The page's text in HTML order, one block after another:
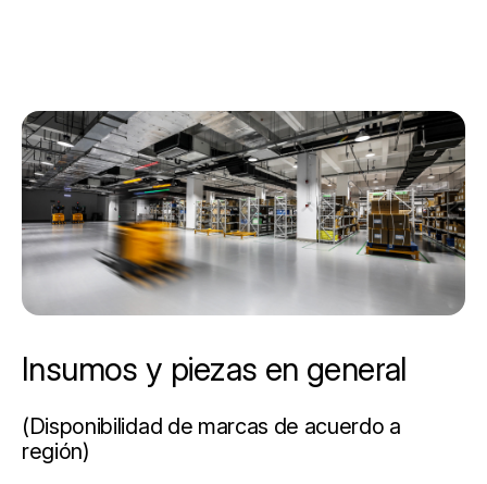
Insumos y piezas en general
(Disponibilidad de marcas de acuerdo a
región)